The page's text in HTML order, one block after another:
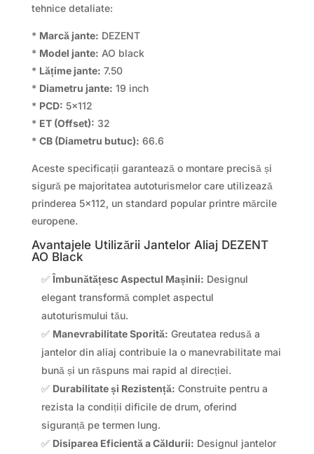
tehnice detaliate:
* Marcă jante: DEZENT
* Model jante: AO black
* Lățime jante: 7.50
* Diametru jante: 19 inch
* PCD: 5×112
* ET (Offset): 32
* CB (Diametru butuc): 66.6
Aceste specificații garantează o montare precisă și
sigură pe majoritatea autoturismelor care utilizează
prinderea 5×112, un standard popular printre mărcile
europene.
Avantajele Utilizării Jantelor Aliaj DEZENT
AO Black
✅Îmbunătățesc Aspectul Mașinii: Designul
elegant transformă complet aspectul
autoturismului tău.
✅ Manevrabilitate Sporită: Greutatea redusă a
jantelor din aliaj contribuie la o manevrabilitate mai
bună și un răspuns mai rapid al direcției.
✅ Durabilitate și Rezistență: Construite pentru a
rezista la condiții dificile de drum, oferind
siguranță pe termen lung.
✅ Disiparea Eficientă a Căldurii: Designul jantelor